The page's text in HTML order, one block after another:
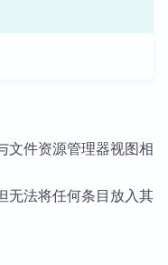
文件资源管理器视图相
无法将任何条目放入其